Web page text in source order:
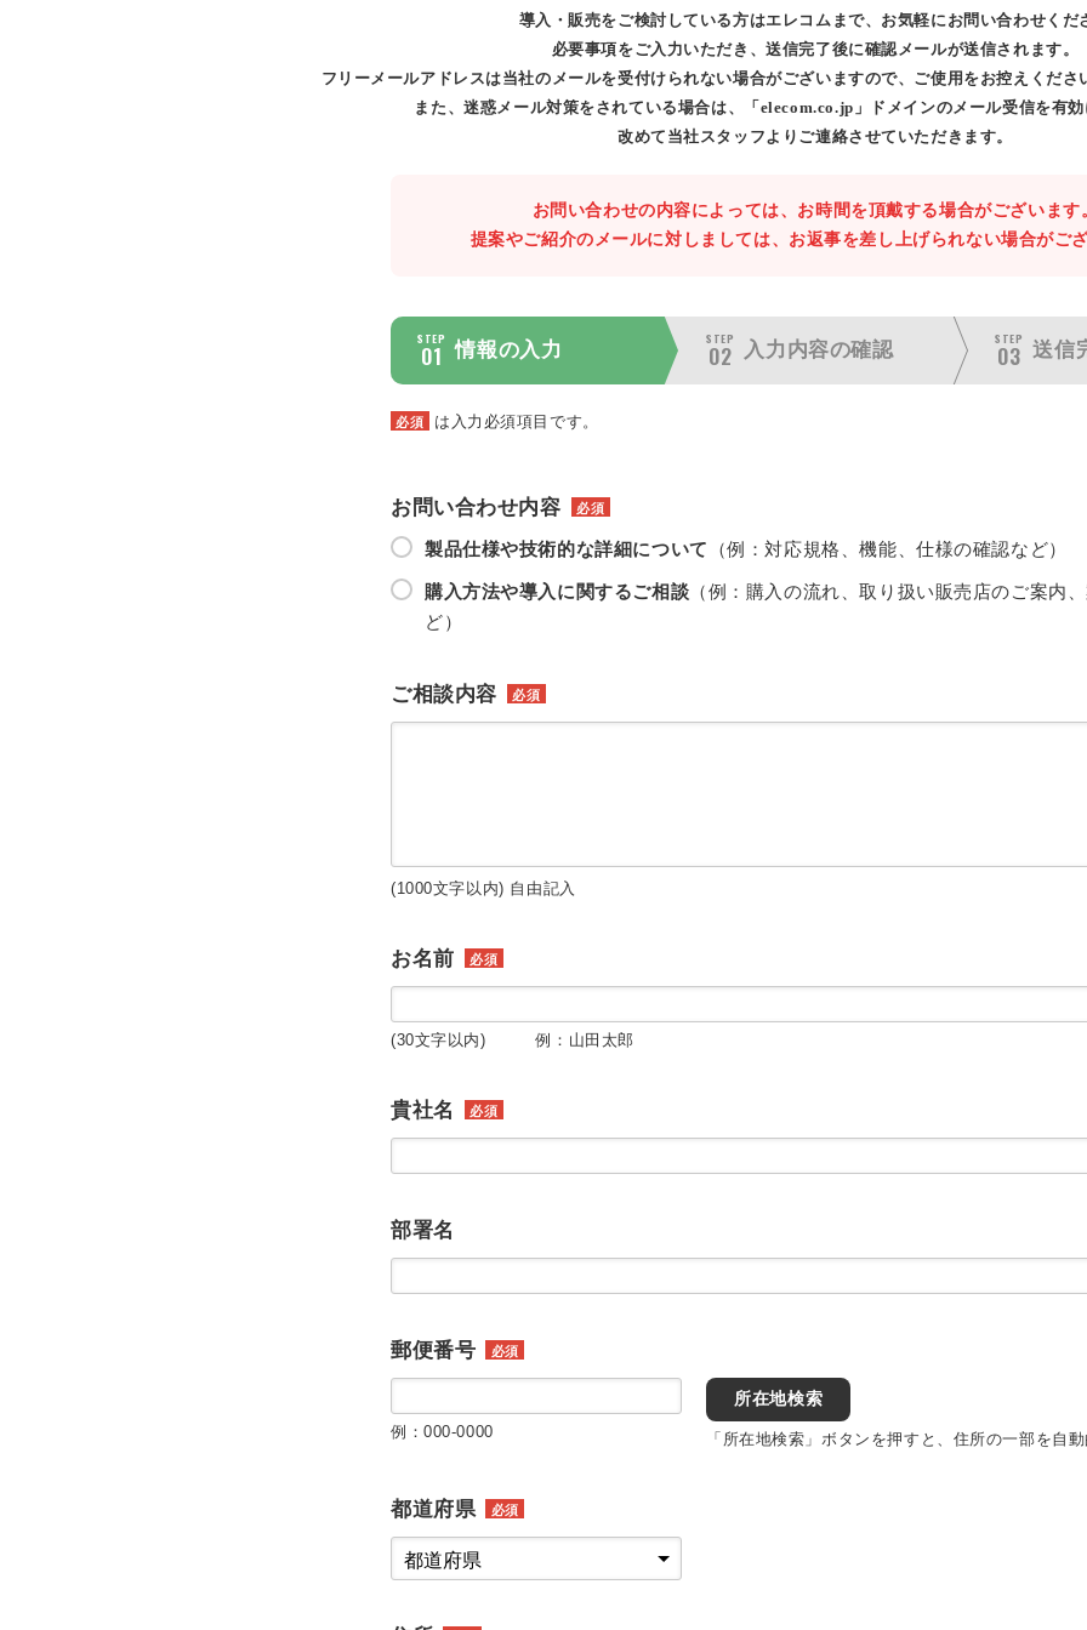
導入・販売をご検討している方はエレコムまで、お気軽にお問い合わせくだ
必要事項をご入力いただき、送信完了後に確認メールが送信されます。
フリーメールアドレスは当社のメールを受付けられない場合がございますので、ご使用をお控えくださ
また、迷惑メール対策をされている場合は、「elecom.co.jp」ドメインのメール受信を有効
改めて当社スタッフよりご連絡させていただきます。
お問い合わせの内容によっては、お時間を頂戴する場合がございます
提案やご紹介のメールに対しましては、お返事を差し上げられない場合がござ
STEP
01 情報の入力
STEP
02 入力内容の確認
STEP
03 送信
必須 は入力必須項目です。
お問い合わせ内容 必須
製品仕様や技術的な詳細について （例：対応規格、機能、仕様の確認など）
購入方法や導入に関するご相談 （例：購入の流れ、取り扱い販売店のご案内
ど）
ご相談内容 必須
(1000文字以内) 自由記入
お名前 必須
(30文字以内) 例：山田太郎
貴社名 必須
部署名
郵便番号 必須
例：000-0000
所在地検索
「所在地検索」ボタンを押すと、住所の一部を自動
都道府県 必須